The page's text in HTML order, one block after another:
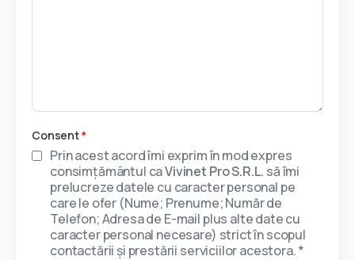
Consent*
Prin acest acord îmi exprim în mod expres
consimțământul caVivinet Pro S.R.L. să îmi
prelucreze datele cu caracter personal pe
care le ofer (Nume; Prenume; Număr de
Telefon; Adresa de E-mail plus alte date cu
caracter personal necesare) strict în scopul
contactării și prestării serviciilor acestora. *